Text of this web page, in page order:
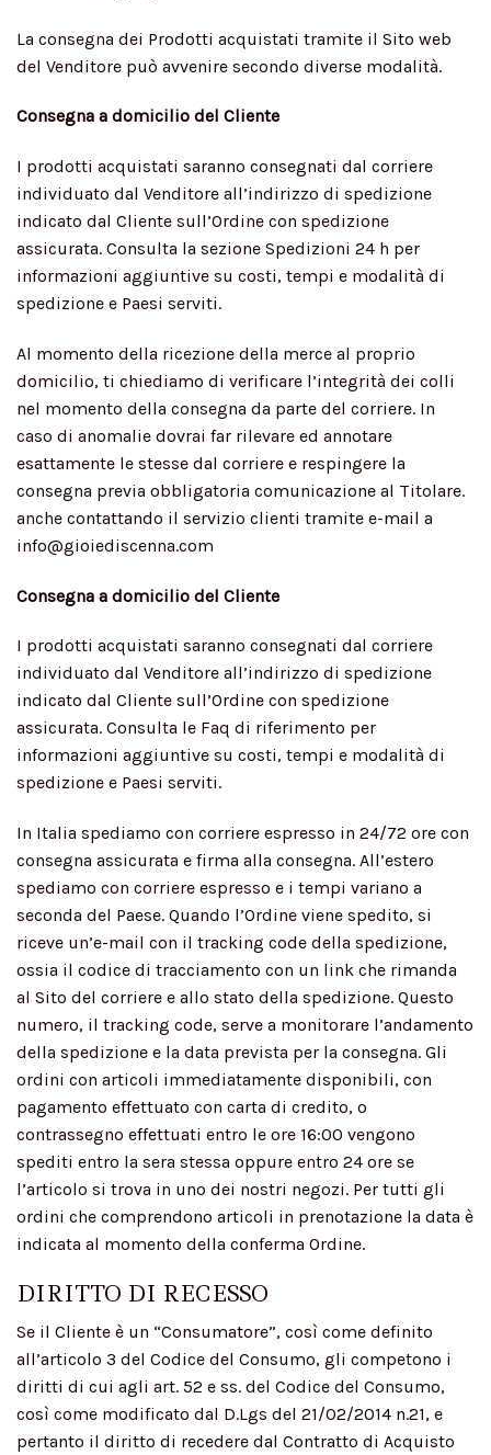
La consegna dei Prodotti acquistati tramite il Sito web
del Venditore può avvenire secondo diverse modalità.
Consegna a domicilio del Cliente
I prodotti acquistati saranno consegnati dal corriere
individuato dal Venditore all’indirizzo di spedizione
indicato dal Cliente sull’Ordine con spedizione
assicurata. Consulta la sezione Spedizioni 24 h per
informazioni aggiuntive su costi, tempi e modalità di
spedizione e Paesi serviti.
Al momento della ricezione della merce al proprio
domicilio, ti chiediamo di verificare l’integrità dei colli
nel momento della consegna da parte del corriere. In
caso di anomalie dovrai far rilevare ed annotare
esattamente le stesse dal corriere e respingere la
consegna previa obbligatoria comunicazione al Titolare.
anche contattando il servizio clienti tramite e-mail a
info@gioiediscenna.com
Consegna a domicilio del Cliente
I prodotti acquistati saranno consegnati dal corriere
individuato dal Venditore all’indirizzo di spedizione
indicato dal Cliente sull’Ordine con spedizione
assicurata. Consulta le Faq di riferimento per
informazioni aggiuntive su costi, tempi e modalità di
spedizione e Paesi serviti.
In Italia spediamo con corriere espresso in 24/72 ore con
consegna assicurata e firma alla consegna. All’estero
spediamo con corriere espresso e i tempi variano a
seconda del Paese. Quando l’Ordine viene spedito, si
riceve un’e-mail con il tracking code della spedizione,
ossia il codice di tracciamento con un link che rimanda
al Sito del corriere e allo stato della spedizione. Questo
numero, il tracking code, serve a monitorare l’andamento
della spedizione e la data prevista per la consegna. Gli
ordini con articoli immediatamente disponibili, con
pagamento effettuato con carta di credito, o
contrassegno effettuati entro le ore 16:00 vengono
spediti entro la sera stessa oppure entro 24 ore se
l’articolo si trova in uno dei nostri negozi. Per tutti gli
ordini che comprendono articoli in prenotazione la data è
indicata al momento della conferma Ordine.
DIRITTO DI RECESSO
Se il Cliente è un “Consumatore”, così come definito
all’articolo 3 del Codice del Consumo, gli competono i
diritti di cui agli art. 52 e ss. del Codice del Consumo,
così come modificato dal D.Lgs del 21/02/2014 n.21, e
pertanto il diritto di recedere dal Contratto di Acquisto